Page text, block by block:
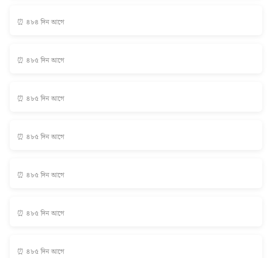
⏰ ৪৮৪ দিন আগে
⏰ ৪৮৫ দিন আগে
⏰ ৪৮৫ দিন আগে
⏰ ৪৮৫ দিন আগে
⏰ ৪৮৫ দিন আগে
⏰ ৪৮৫ দিন আগে
⏰ ৪৮৫ দিন আগে